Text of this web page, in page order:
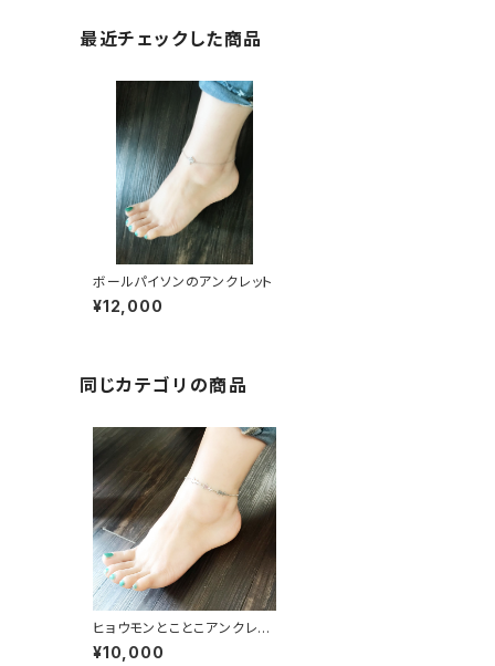
最近チェックした商品
ボールパイソンのアンクレット
¥12,000
同じカテゴリの商品
ヒョウモンとことこアンクレッ
ト
¥10,000